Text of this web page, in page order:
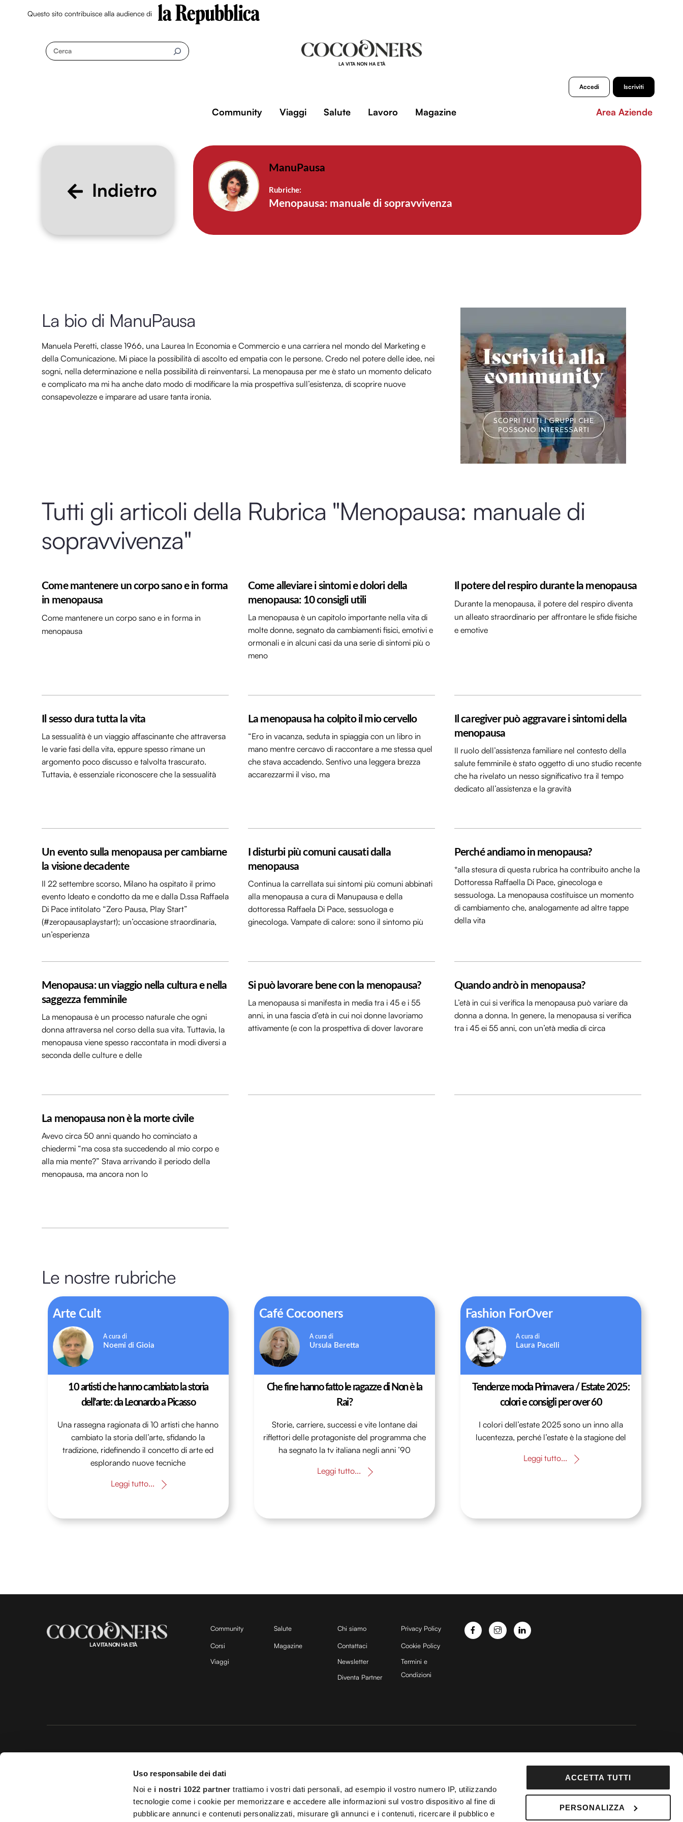
Uso responsabile dei dati
Noi e i nostri 1022 partner trattiamo i vostri dati personali, ad esempio il vostro numero IP, utilizzando
tecnologie come i cookie per memorizzare e accedere alle informazioni sul vostro dispositivo al fine di
pubblicare annunci e contenuti personalizzati, misurare gli annunci e i contenuti, ricercare il pubblico e
ACCETTA TUTTI
PERSONALIZZA
Questo sito contribuisce alla audience di
Cerca
LA VITA NON HA ETÀ
Accedi Iscriviti
Community Viaggi Salute Lavoro Magazine Area Aziende
Indietro
ManuPausa
Menopausa: manuale di sopravvivenza
La bio di ManuPausa
Manuela Peretti, classe 1966, una Laurea In Economia e Commercio e una carriera nel mondo del Marketing e
della Comunicazione. Mi piace la possibilità di ascolto ed empatia con le persone. Credo nel potere delle idee, nei
sogni, nella determinazione e nella possibilità di reinventarsi. La menopausa per me è stato un momento delicato
e complicato ma mi ha anche dato modo di modificare la mia prospettiva sull’esistenza, di scoprire nuove
consapevolezze e imparare ad usare tanta ironia.
Tutti gli articoli della Rubrica "Menopausa: manuale di
sopravvivenza"
Come mantenere un corpo sano e in forma
in menopausa
Come mantenere un corpo sano e in forma in
menopausa
Come alleviare i sintomi e dolori della
menopausa: 10 consigli utili
La menopausa è un capitolo importante nella vita di
molte donne, segnato da cambiamenti fisici, emotivi e
ormonali e in alcuni casi da una serie di sintomi più o
meno
Il potere del respiro durante la menopausa
Durante la menopausa, il potere del respiro diventa
un alleato straordinario per affrontare le sfide fisiche
e emotive
Il sesso dura tutta la vita
La sessualità è un viaggio affascinante che attraversa
le varie fasi della vita, eppure spesso rimane un
argomento poco discusso e talvolta trascurato.
Tuttavia, è essenziale riconoscere che la sessualità
La menopausa ha colpito il mio cervello
“Ero in vacanza, seduta in spiaggia con un libro in
mano mentre cercavo di raccontare a me stessa quel
che stava accadendo. Sentivo una leggera brezza
accarezzarmi il viso, ma
Il caregiver può aggravare i sintomi della
menopausa
Il ruolo dell’assistenza familiare nel contesto della
salute femminile è stato oggetto di uno studio recente
che ha rivelato un nesso significativo tra il tempo
dedicato all’assistenza e la gravità
Un evento sulla menopausa per cambiarne
la visione decadente
Il 22 settembre scorso, Milano ha ospitato il primo
evento Ideato e condotto da me e dalla D.ssa Raffaela
Di Pace intitolato “Zero Pausa, Play Start”
(#zeropausaplaystart); un’occasione straordinaria,
un’esperienza
I disturbi più comuni causati dalla
menopausa
Continua la carrellata sui sintomi più comuni abbinati
alla menopausa a cura di Manupausa e della
dottoressa Raffaela Di Pace, sessuologa e
ginecologa. Vampate di calore: sono il sintomo più
Perché andiamo in menopausa?
*alla stesura di questa rubrica ha contribuito anche la
Dottoressa Raffaella Di Pace, ginecologa e
sessuologa. La menopausa costituisce un momento
di cambiamento che, analogamente ad altre tappe
della vita
Menopausa: un viaggio nella cultura e nella
saggezza femminile
La menopausa è un processo naturale che ogni
donna attraversa nel corso della sua vita. Tuttavia, la
menopausa viene spesso raccontata in modi diversi a
seconda delle culture e delle
Si può lavorare bene con la menopausa?
La menopausa si manifesta in media tra i 45 e i 55
anni, in una fascia d’età in cui noi donne lavoriamo
attivamente (e con la prospettiva di dover lavorare
Quando andrò in menopausa?
L’età in cui si verifica la menopausa può variare da
donna a donna. In genere, la menopausa si verifica
tra i 45 ei 55 anni, con un’età media di circa
La menopausa non è la morte civile
Avevo circa 50 anni quando ho cominciato a
chiedermi “ma cosa sta succedendo al mio corpo e
alla mia mente?” Stava arrivando il periodo della
menopausa, ma ancora non lo
Le nostre rubriche
Arte Cult
Noemi di Gioia
10 artisti che hanno cambiato la storia
dell’arte: da Leonardo a Picasso
Una rassegna ragionata di 10 artisti che hanno
cambiato la storia dell’arte, sfidando la
tradizione, ridefinendo il concetto di arte ed
esplorando nuove tecniche
Leggi tutto...
Café Cocooners
Ursula Beretta
Che fine hanno fatto le ragazze di Non è la
Rai?
Storie, carriere, successi e vite lontane dai
riflettori delle protagoniste del programma che
ha segnato la tv italiana negli anni ’90
Leggi tutto...
Fashion ForOver
Laura Pacelli
Tendenze moda Primavera / Estate 2025:
colori e consigli per over 60
I colori dell’estate 2025 sono un inno alla
lucentezza, perché l’estate è la stagione del
Leggi tutto...
LA VITA NON HA ETÀ
Community
Corsi
Viaggi
Salute
Magazine
Chi siamo
Contattaci
Newsletter
Diventa Partner
Privacy Policy
Cookie Policy
Termini e
Condizioni
Impostazioni dei Cookies–Termini e Condizioni – Le immagini stock sono parzialmente fornite daDepositPhotos
Licenza Agenzia di viaggio e T.O. 148078 del 13/03/2024|info@cocooners.com| RC Unipol 198891541 | Iscrizione Fondo Vacanze Felici n. 2737